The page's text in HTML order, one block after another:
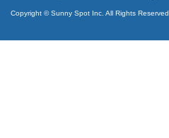
Copyright © Sunny Spot Inc. All Rights Reserved